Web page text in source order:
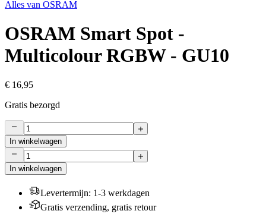
Alles van OSRAM
OSRAM Smart Spot -
Multicolour RGBW - GU10
€ 16,95
Gratis bezorgd
In winkelwagen
In winkelwagen
Levertermijn: 1-3 werkdagen
Gratis verzending, gratis retour